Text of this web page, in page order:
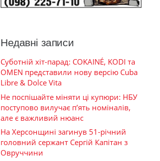
Недавні записи
Суботній хіт-парад: COKAINÉ, KODI та
OMEN представили нову версію Cuba
Libre & Dolce Vita
Не поспішайте міняти ці купюри: НБУ
поступово вилучає п’ять номіналів,
але є важливий нюанс
На Херсонщині загинув 51-річний
головний сержант Сергій Капітан з
Овруччини